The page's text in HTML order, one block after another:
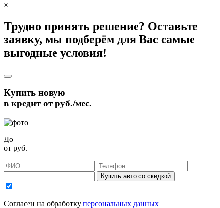
×
Трудно принять решение? Оставьте
заявку, мы подберём для Вас самые
выгодные условия!
Купить новую
в кредит отруб./мес.
До
от руб.
Купить авто со скидкой
Согласен на обработку персональных данных